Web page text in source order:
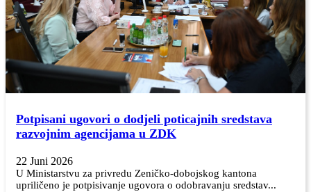
Potpisani ugovori o dodjeli poticajnih sredstava
razvojnim agencijama u ZDK
22 Juni 2026
U Ministarstvu za privredu Zeničko-dobojskog kantona
upriličeno je potpisivanje ugovora o odobravanju sredstav...